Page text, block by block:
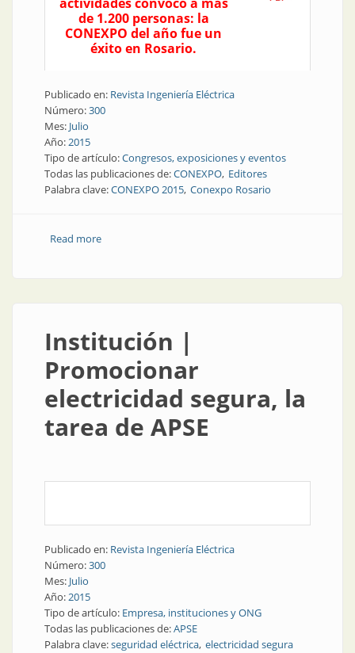
de 1.200 personas: la
CONEXPO del año fue un
éxito en Rosario.
Publicado en: Revista Ingeniería Eléctrica
Número:300
Mes: Julio
Año:2015
Tipo de artículo:Congresos, exposiciones y eventos
Todas las publicaciones de:CONEXPO Editores
Palabra clave:CONEXPO 2015 Conexpo Rosario
Read moreabout Conexpo | Gran éxito en la CONEXPO del año
Institución |
Promocionar
electricidad segura, la
tarea de APSE
Publicado en: Revista Ingeniería Eléctrica
Número:300
Mes: Julio
Año:2015
Tipo de artículo: Empresa, instituciones y ONG
Todas las publicaciones de:APSE
Palabra clave:seguridad eléctrica electricidad segura